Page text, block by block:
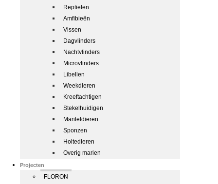
Reptielen
Amfibieën
Vissen
Dagvlinders
Nachtvlinders
Microvlinders
Libellen
Weekdieren
Kreeftachtigen
Stekelhuidigen
Manteldieren
Sponzen
Holtedieren
Overig marien
Projecten
FLORON